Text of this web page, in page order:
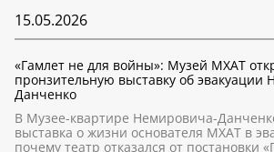
15.05.2026
«Гамлет не для войны»: Музей МХАТ
пронзительную выставку об эвакуации
Данченко
В Музее-квартире Немировича-
выставка о жизни основателя МХАТ в
почему театр отказался от постановки